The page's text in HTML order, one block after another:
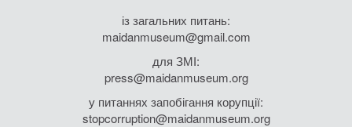
із загальних питань:
maidanmuseum@gmail.com
для ЗМІ:
press@maidanmuseum.org
у питаннях запобігання корупції:
stopcorruption@maidanmuseum.org